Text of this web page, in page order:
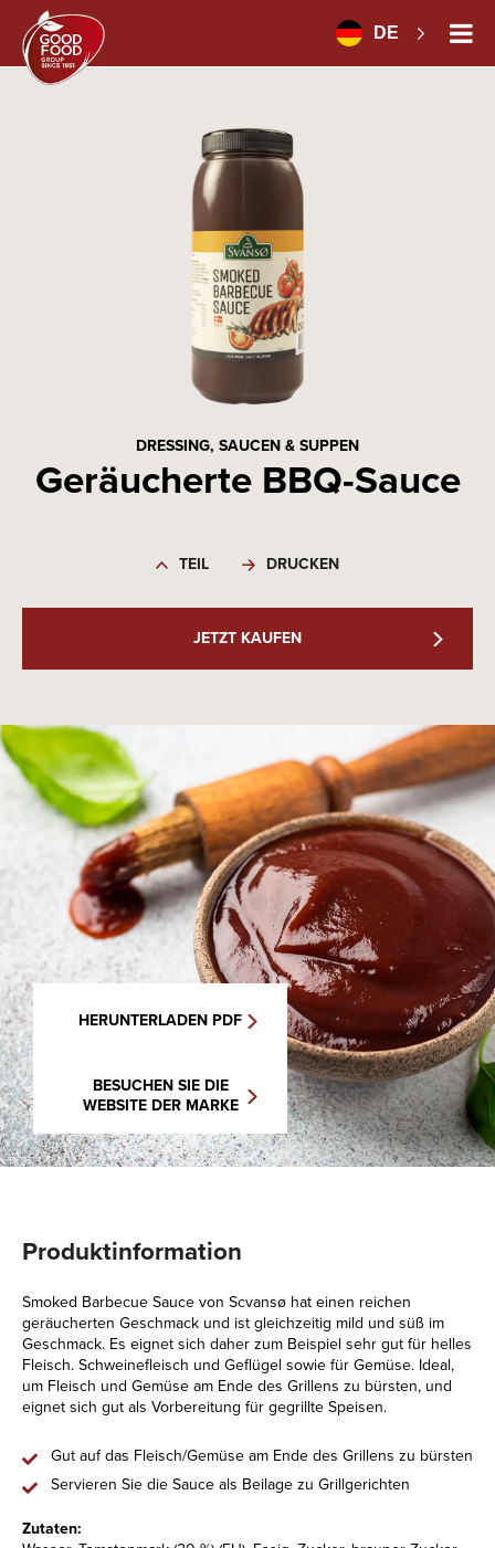
DE
DRESSING, SAUCEN & SUPPEN
Geräucherte BBQ-Sauce
TEIL DRUCKEN
JETZT KAUFEN
HERUNTERLADEN PDF
BESUCHEN SIE DIE
WEBSITE DER MARKE
Produktinformation
Smoked Barbecue Sauce von Scvansø hat einen reichen
geräucherten Geschmack und ist gleichzeitig mild und süß im
Geschmack. Es eignet sich daher zum Beispiel sehr gut für helles
Fleisch. Schweinefleisch und Geflügel sowie für Gemüse. Ideal,
um Fleisch und Gemüse am Ende des Grillens zu bürsten, und
eignet sich gut als Vorbereitung für gegrillte Speisen.
Gut auf das Fleisch/Gemüse am Ende des Grillens zu bürsten
Servieren Sie die Sauce als Beilage zu Grillgerichten
Zutaten: